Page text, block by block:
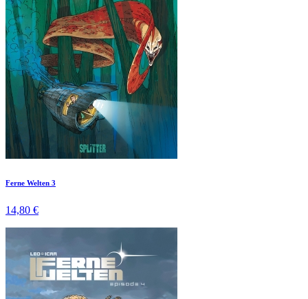
Ferne Welten 3
14,80 €